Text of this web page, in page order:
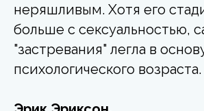
неряшливым. Хотя его
больше с сексуальностью,
"застревания" легла в
психологического возраста.